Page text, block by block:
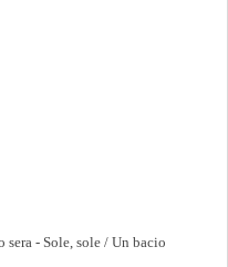
sera - Sole, sole / Un bacio